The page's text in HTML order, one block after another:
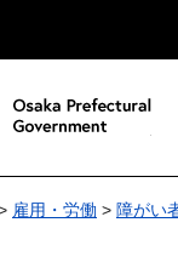
雇用・労働 > 障がい